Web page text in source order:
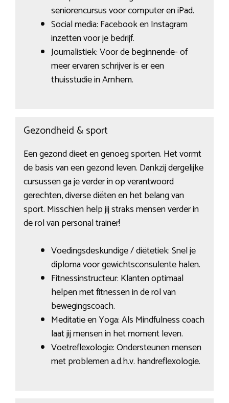
seniorencursus voor computer en iPad.
Social media: Facebook en Instagram
inzetten voor je bedrijf.
Journalistiek: Voor de beginnende- of
meer ervaren schrijver is er een
thuisstudie in Arnhem.
Gezondheid & sport
Een gezond dieet en genoeg sporten. Het vormt
de basis van een gezond leven. Dankzij dergelijke
cursussen ga je verder in op verantwoord
gerechten, diverse diëten en het belang van
sport. Misschien help jij straks mensen verder in
de rol van personal trainer!
Voedingsdeskundige / diëtetiek: Snel je
diploma voor gewichtsconsulente halen.
Fitnessinstructeur: Klanten optimaal
helpen met fitnessen in de rol van
bewegingscoach.
Meditatie en Yoga: Als Mindfulness coach
laat jij mensen in het moment leven.
Voetreflexologie: Ondersteunen mensen
met problemen a.d.h.v. handreflexologie.